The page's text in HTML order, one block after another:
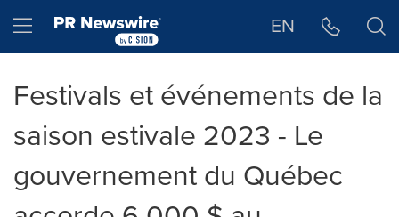
Hamburger menu EN
Festivals et événements de la
saison estivale 2023 - Le
gouvernement du Québec